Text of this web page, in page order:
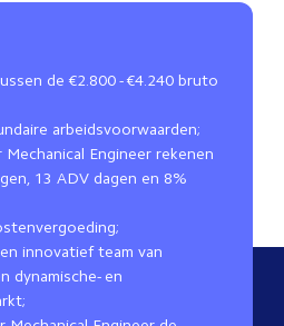
de €2.800 - €4.240 bruto
arbeidsvoorwaarden;
Engineer rekenen
13 ADV dagen en 8%
innovatief team van
dynamische- en